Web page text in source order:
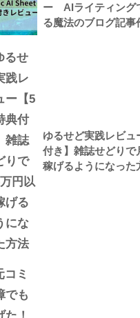
ー AIライティング
る魔法のブログ記事
ゆるせど実践レビュ
付き】雑誌せどりで
稼げるようになった